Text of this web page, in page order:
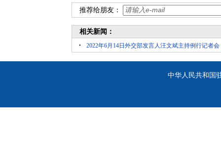
推荐给朋友：
相关新闻：
2022年6月14日外交部发言人汪文斌主持例行记者会
中华人民共和国